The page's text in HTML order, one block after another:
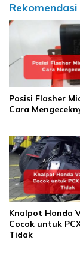
Posisi Flasher
Cara
Knalpot Honda
Cocok untuk
Tidak